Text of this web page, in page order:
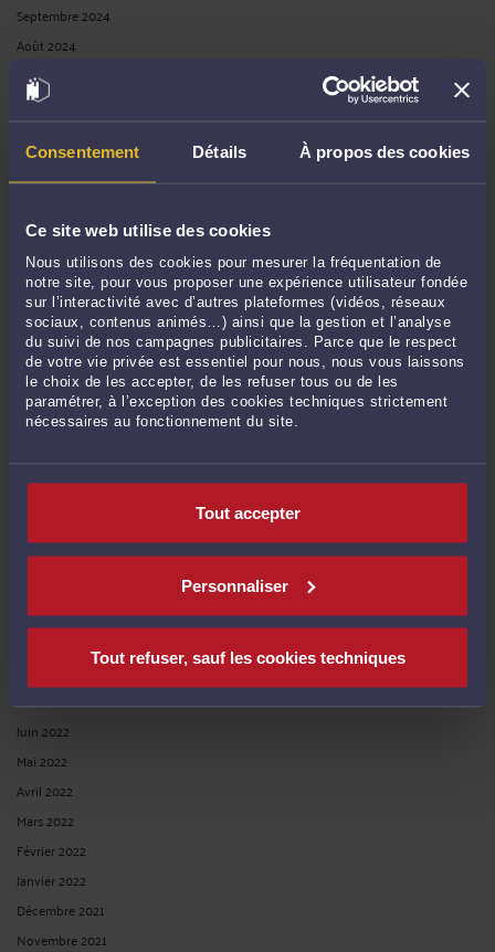
Consentement Détails À propos des cookies
Ce site web utilise des cookies
Nous utilisons des cookies pour mesurer la fréquentation de
notre site, pour vous proposer une expérience utilisateur fondée
sur l’interactivité avec d’autres plateformes (vidéos, réseaux
sociaux, contenus animés…) ainsi que la gestion et l’analyse
du suivi de nos campagnes publicitaires. Parce que le respect
de votre vie privée est essentiel pour nous, nous vous laissons
le choix de les accepter, de les refuser tous ou de les
paramétrer, à l’exception des cookies techniques strictement
nécessaires au fonctionnement du site.
Tout accepter
Personnaliser
Tout refuser, sauf les cookies techniques
Septembre 2024
Août 2024
Juillet 2024
Juin 2024
Avril 2024
Février 2024
Janvier 2024
Décembre 2023
Novembre 2023
Octobre 2023
Septembre 2023
Juin 2023
Mai 2023
Avril 2023
Mars 2023
Décembre 2022
Octobre 2022
Juillet 2022
Juin 2022
Mai 2022
Avril 2022
Mars 2022
Février 2022
Janvier 2022
Décembre 2021
Novembre 2021